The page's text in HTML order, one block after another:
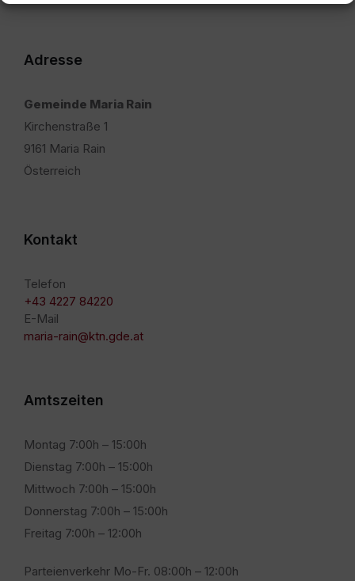
Adresse
Gemeinde Maria Rain
Kirchenstraße 1
9161 Maria Rain
Österreich
Kontakt
Telefon
+43 4227 84220
E-Mail
maria-rain@ktn.gde.at
Amtszeiten
Montag 7:00h – 15:00h
Dienstag 7:00h – 15:00h
Mittwoch 7:00h – 15:00h
Donnerstag 7:00h – 15:00h
Freitag 7:00h – 12:00h
Parteienverkehr Mo-Fr. 08:00h – 12:00h